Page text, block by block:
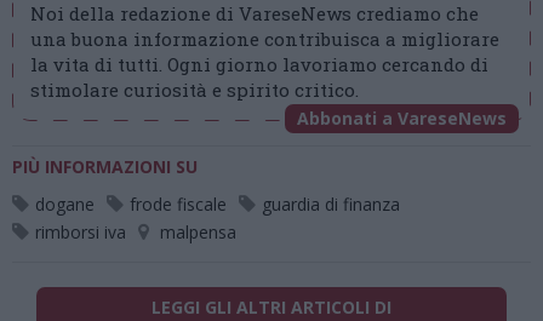
Noi della redazione di VareseNews crediamo che
una buona informazione contribuisca a migliorare
la vita di tutti. Ogni giorno lavoriamo cercando di
stimolare curiosità e spirito critico.
Abbonati a VareseNews
PIÙ INFORMAZIONI SU
dogane
frode fiscale
guardia di finanza
rimborsi iva
malpensa
LEGGI GLI ALTRI ARTICOLI DI